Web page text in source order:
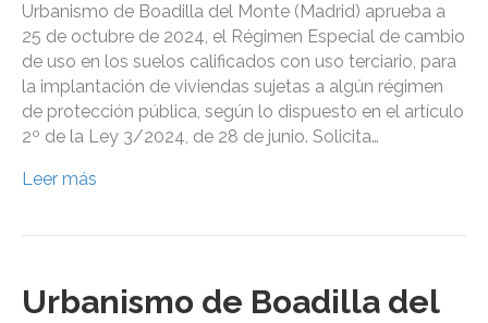
Urbanismo de Boadilla del Monte (Madrid) aprueba a
25 de octubre de 2024, el Régimen Especial de cambio
de uso en los suelos calificados con uso terciario, para
la implantación de viviendas sujetas a algún régimen
de protección pública, según lo dispuesto en el artículo
2º de la Ley 3/2024, de 28 de junio. Solicita…
Leer más
Urbanismo de Boadilla del